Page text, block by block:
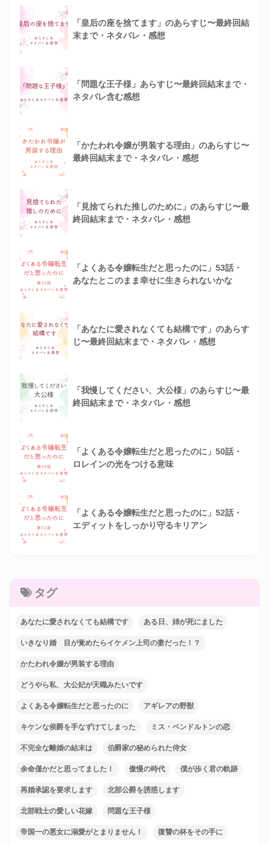
「皇后の座を捨てます」のあらすじ〜最終回結
末まで・ネタバレ・感想
「問題な王子様」あらすじ〜最終回結末まで・
ネタバレ含む感想
「かたわれ令嬢が男装する理由」のあらすじ〜
最終回結末まで・ネタバレ・感想
「見捨てられた推しのために」のあらすじ〜最
終回結末まで・ネタバレ・感想
「よくある令嬢転生だと思ったのに」53話・
あなたとこのまま幸せに生きられないかな
「あなたに愛されなくても結構です」のあらす
じ〜最終回結末まで・ネタバレ・感想
「我慢してください、大公様」のあらすじ〜最
終回結末まで・ネタバレ・感想
「よくある令嬢転生だと思ったのに」50話・
ロレインの光をつける意味
「よくある令嬢転生だと思ったのに」52話・
エディットをしっかり守るキリアン
タグ
あなたに愛されなくても結構です ある日、姉が死にました
いきなり婚 目が覚めたらイケメン上司の妻だった！？
かたわれ令嬢が男装する理由
どうやら私、大公妃が天職みたいです
よくある令嬢転生だと思ったのに アギレアの野獣
キケンな侯爵を手なずけてしまった ミス・ペンドルトンの恋
不完全な離婚の結末は 伯爵家の秘められた侍女
余命僅かだと思ってました！ 傲慢の時代 僕が歩く君の軌跡
再婚承認を要求します 北部公爵を誘惑します
北部戦士の愛しい花嫁 問題な王子様
帝国一の悪女に溺愛がとまりません！ 復讐の杯をその手に